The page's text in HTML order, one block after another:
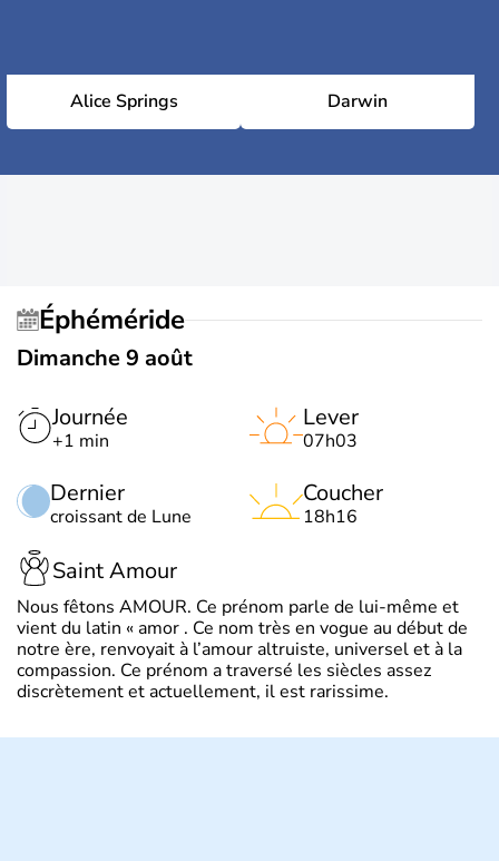
Alice Springs Darwin
Éphéméride
Dimanche 9 août
Journée
+1 min
Dernier
croissant de Lune
Lever
07h03
Coucher
18h16
Saint Amour
Nous fêtons AMOUR. Ce prénom parle de lui-même et
vient du latin « amor . Ce nom très en vogue au début de
notre ère, renvoyait à l’amour altruiste, universel et à la
compassion. Ce prénom a traversé les siècles assez
discrètement et actuellement, il est rarissime.